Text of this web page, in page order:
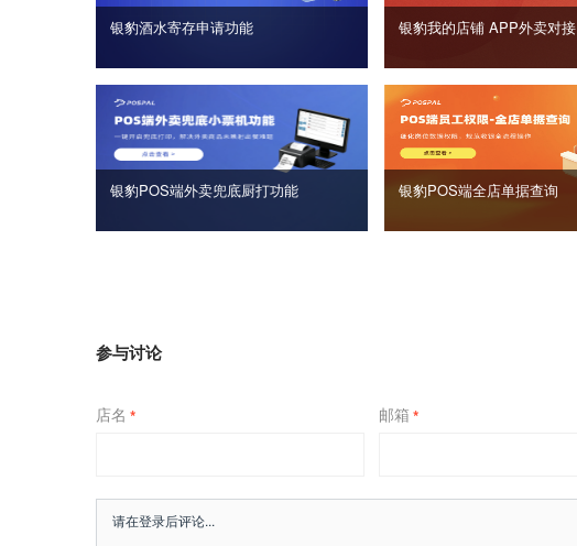
银豹酒水寄存申请功能 银豹我的店铺 APP外卖对接
银豹POS端外卖兜底厨打功能 银豹POS端全店单据查询
参与讨论
店名 * 邮箱 *